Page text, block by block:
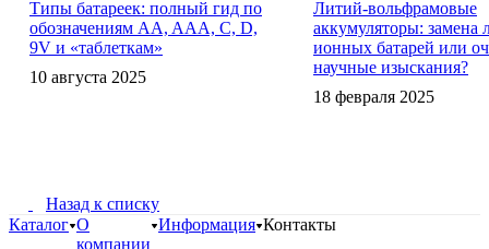
Типы батареек: полный гид по
обозначениям AA, AAA, C, D,
9V и «таблеткам»
10 августа 2025
Литий-вольфрамовые
аккумуляторы: замена
ионных батарей или
научные изыскания?
18 февраля 2025
Назад к списку
Каталог О
компании
Информация Контакты